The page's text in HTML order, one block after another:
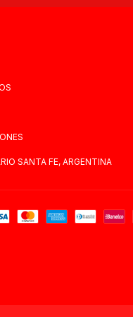
SANTA FE, ARGENTINA